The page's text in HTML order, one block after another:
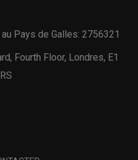
Pays de Galles: 2756321
Fourth Floor, Londres, E1